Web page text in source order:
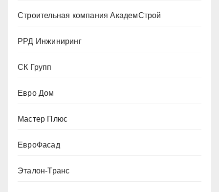
Строительная компания АкадемСтрой
РРД Инжиниринг
СК Групп
Евро Дом
Мастер Плюс
ЕвроФасад
Эталон-Транс